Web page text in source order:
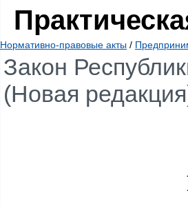
Нормативно-правовые акты /
Закон
(Новая